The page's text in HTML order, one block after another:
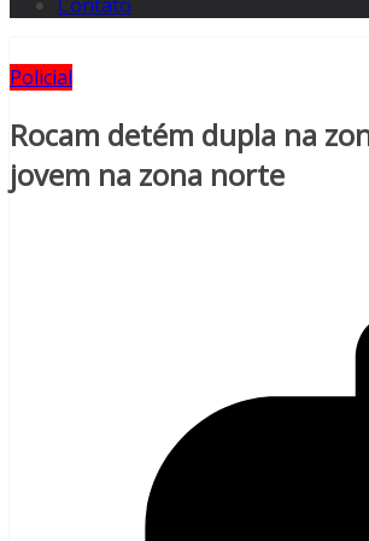
Contato
Policial
Rocam detém dupla na
jovem na zona norte